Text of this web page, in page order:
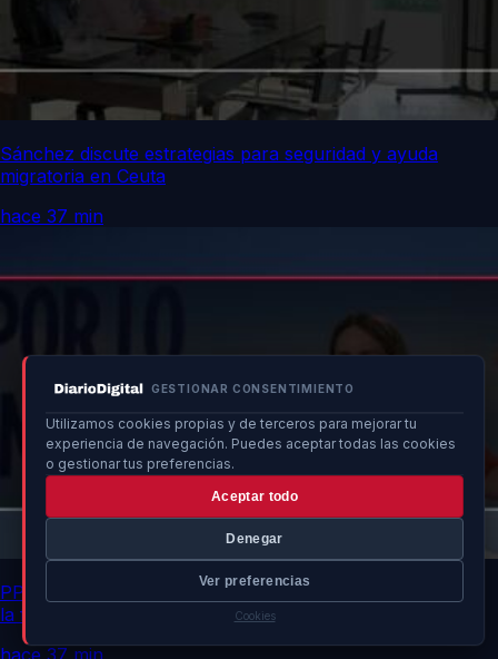
GESTIONAR CONSENTIMIENTO
Utilizamos cookies propias y de terceros para mejorar tu
experiencia de navegación. Puedes aceptar todas las cookies
o gestionar tus preferencias.
Aceptar todo
Denegar
Ver preferencias
Cookies
Sánchez discute estrategias para seguridad y ayuda
migratoria en Ceuta
hace 37 min
PP pide que España renuncie al Mundial 2030 si no tiene
la final